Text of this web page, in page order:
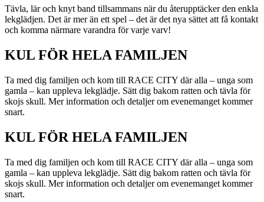
Tävla, lär och knyt band tillsammans när du återupptäcker den enkla
lekglädjen. Det är mer än ett spel – det är det nya sättet att få kontakt
och komma närmare varandra för varje varv!
KUL FÖR HELA FAMILJEN
Ta med dig familjen och kom till RACE CITY där alla – unga som
gamla – kan uppleva lekglädje. Sätt dig bakom ratten och tävla för
skojs skull. Mer information och detaljer om evenemanget kommer
snart.
KUL FÖR HELA FAMILJEN
Ta med dig familjen och kom till RACE CITY där alla – unga som
gamla – kan uppleva lekglädje. Sätt dig bakom ratten och tävla för
skojs skull. Mer information och detaljer om evenemanget kommer
snart.